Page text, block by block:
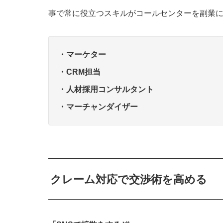
事で常に役立つスキルがコールセンターを副業
・マーケター
・CRM担当
・人材採用コンサルタント
・マーチャンダイザー
クレーム対応で交渉術を高める